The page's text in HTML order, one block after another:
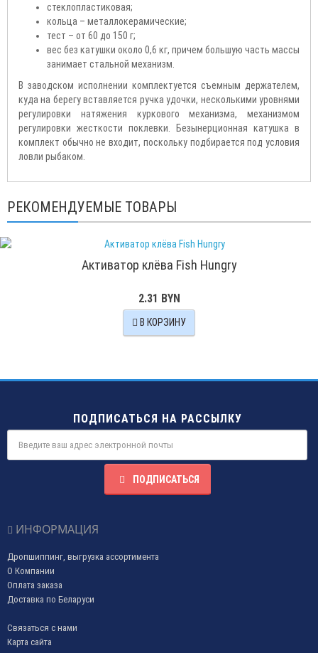
стеклопластиковая;
кольца – металлокерамические;
тест – от 60 до 150 г;
вес без катушки около 0,6 кг, причем большую часть массы
занимает стальной механизм.
В заводском исполнении комплектуется съемным держателем,
куда на берегу вставляется ручка удочки, несколькими уровнями
регулировки натяжения куркового механизма, механизмом
регулировки жесткости поклевки. Безынерционная катушка в
комплект обычно не входит, поскольку подбирается под условия
ловли рыбаком.
РЕКОМЕНДУЕМЫЕ ТОВАРЫ
Активатор клёва Fish Hungry
2.31 BYN
В КОРЗИНУ
ПОДПИСАТЬСЯ НА РАССЫЛКУ
ПОДПИСАТЬСЯ
ИНФОРМАЦИЯ
Дропшиппинг, выгрузка ассортимента
О Компании
Оплата заказа
Доставка по Беларуси
Связаться с нами
Карта сайта